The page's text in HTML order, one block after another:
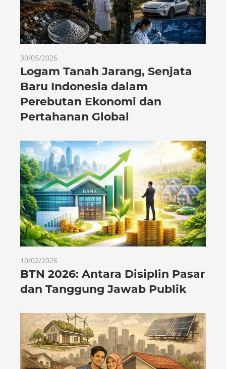
30/05/2026
Logam Tanah Jarang, Senjata
Baru Indonesia dalam
Perebutan Ekonomi dan
Pertahanan Global
10/02/2026
BTN 2026: Antara Disiplin Pasar
dan Tanggung Jawab Publik